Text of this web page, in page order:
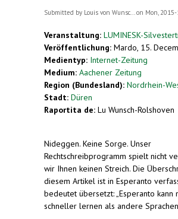
Submitted by Louis von Wunsc... on Mon,
Veranstaltung: LUMINESK-
Veröffentlichung: Mardo, 15.
Medientyp: Internet-Zeitung
Medium: Aachener Zeitung
Region (Bundesland): Nordrhein-
Stadt: Düren
Raportita de: Lu Wunsch-Rolshoven
Nideggen. Keine Sorge. Unser
Rechtschreibprogramm spielt nicht
wir Ihnen keinen Streich. Die
diesem Artikel ist in Esperanto
bedeutet übersetzt: „Esperanto kann
schneller lernen als andere